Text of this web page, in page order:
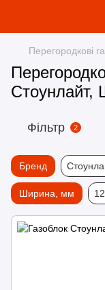
Перегородкові
Фільтр 2
Бренд
Ширина, мм